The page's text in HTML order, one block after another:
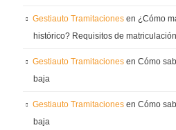
Gestiauto Tramitaciones en ¿Cómo
histórico? Requisitos de matriculación
Gestiauto Tramitaciones en Cómo
baja
Gestiauto Tramitaciones en Cómo
baja